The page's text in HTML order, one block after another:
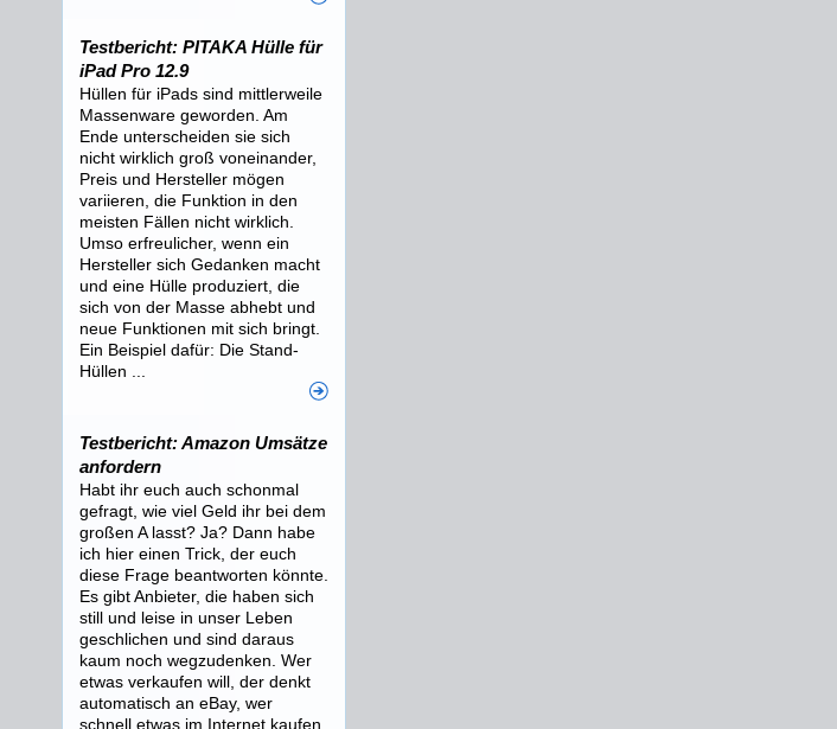
Testbericht: PITAKA Hülle für
iPad Pro 12.9
Hüllen für iPads sind mittlerweile
Massenware geworden. Am
Ende unterscheiden sie sich
nicht wirklich groß voneinander,
Preis und Hersteller mögen
variieren, die Funktion in den
meisten Fällen nicht wirklich.
Umso erfreulicher, wenn ein
Hersteller sich Gedanken macht
und eine Hülle produziert, die
sich von der Masse abhebt und
neue Funktionen mit sich bringt.
Ein Beispiel dafür: Die Stand-
Hüllen ...
Testbericht: Amazon Umsätze
anfordern
Habt ihr euch auch schonmal
gefragt, wie viel Geld ihr bei dem
großen A lasst? Ja? Dann habe
ich hier einen Trick, der euch
diese Frage beantworten könnte.
Es gibt Anbieter, die haben sich
still und leise in unser Leben
geschlichen und sind daraus
kaum noch wegzudenken. Wer
etwas verkaufen will, der denkt
automatisch an eBay, wer
schnell etwas im Internet kaufen